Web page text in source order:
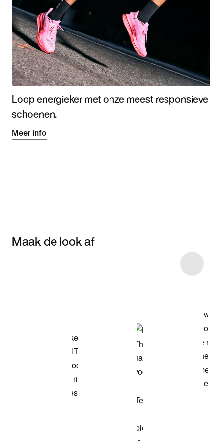
Loop energieker met onze meest responsieve
schoenen.
Meer info
Maak de look af